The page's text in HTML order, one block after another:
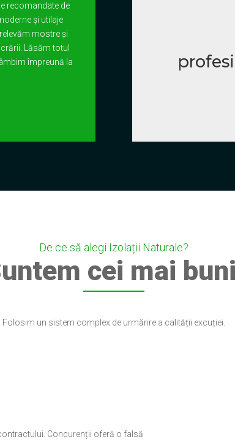
recomandate de
și utilaje
mostre și
Lăsăm totul
împreună la
De ce să alegi Izolații Naturale?
cei mai
Folosim un sistem complex de urmărire a calității excuției.
Concurenții oferă o falsă